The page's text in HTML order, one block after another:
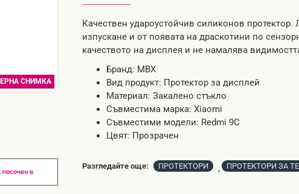
СНИМКА
Качествен удароустойчив силиконов
изпускане и от появата на драскотини по
качеството на дисплея и не намалява
Бранд: MBX
Вид продукт: Протектор за дисплей
Материал: Закалено стъкло
Съвместима марка: Xiaomi
Съвместими модели: Redmi 9C
Цвят: Прозрачен
Разгледайте още: ПРОТЕКТОРИ , ПРОТЕКТОРИ ЗА